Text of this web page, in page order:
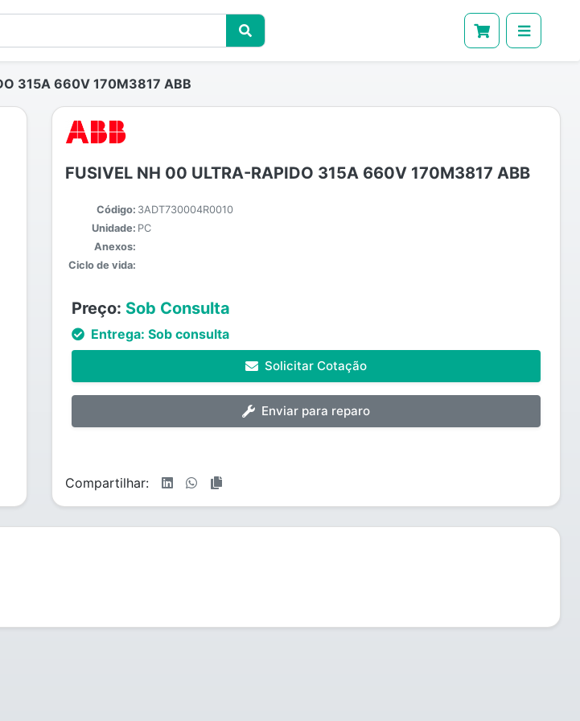
315A 660V 170M3817 ABB
FUSIVEL NH 00 ULTRA-RAPIDO 315A 660V 170M3817 ABB
Código: 3ADT730004R0010
Unidade: PC
Anexos:
Ciclo de vida:
Preço: Sob Consulta
Entrega: Sob consulta
Solicitar Cotação
Enviar para reparo
Compartilhar: